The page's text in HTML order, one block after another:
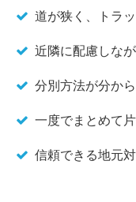
道が狭く、トラ
近隣に配慮しな
分別方法が分か
一度でまとめて
信頼できる地元